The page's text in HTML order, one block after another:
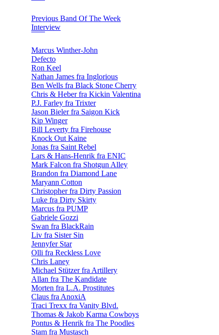
Previous Band Of The Week
Interview
Marcus Winther-John
Defecto
Ron Keel
Nathan James fra Inglorious
Ben Wells fra Black Stone Cherry
Chris & Heber fra Kickin Valentina
P.J. Farley fra Trixter
Jason Bieler fra Saigon Kick
Kip Winger
Bill Leverty fra Firehouse
Knock Out Kaine
Jonas fra Saint Rebel
Lars & Hans-Henrik fra ENIC
Mark Falcon fra Shotgun Alley
Brandon fra Diamond Lane
Maryann Cotton
Christopher fra Dirty Passion
Luke fra Dirty Skirty
Marcus fra PUMP
Gabriele Gozzi
Swan fra BlackRain
Liv fra Sister Sin
Jennyfer Star
Olli fra Reckless Love
Chris Laney
Michael Stützer fra Artillery
Allan fra The Kandidate
Morten fra L.A. Prostitutes
Claus fra AnoxiA
Traci Trexx fra Vanity Blvd.
Thomas & Jakob Karma Cowboys
Pontus & Henrik fra The Poodles
Stam fra Mustasch